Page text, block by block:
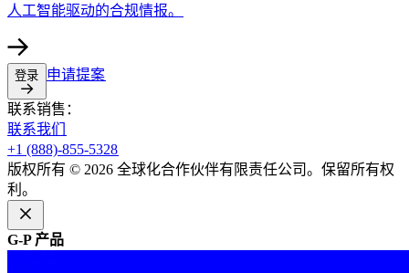
人工智能驱动的合规情报。​​
登录​​ 申请提案​​
联系销售：​​
联系我们​​
+1 (888)-855-5328​​
版权所有 © 2026 全球化合作伙伴有限责任公司。保留所有权
利。​​
G-P 产品​​